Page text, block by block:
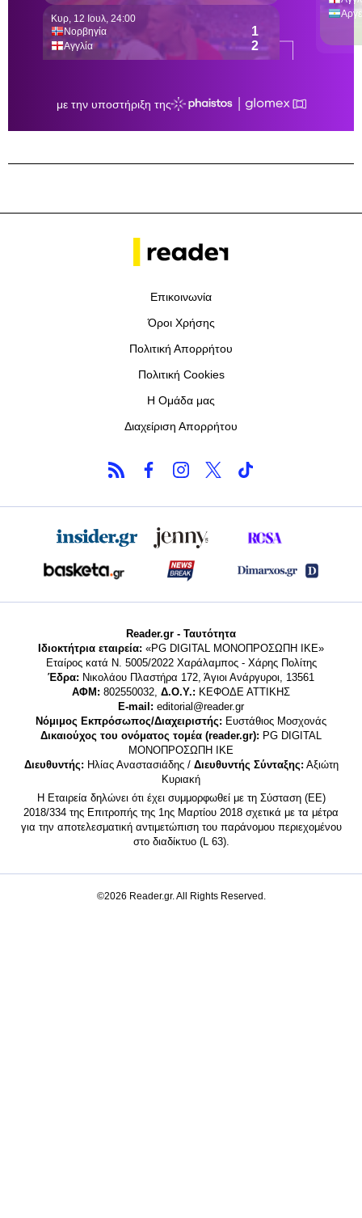
Επικοινωνία
Όροι Χρήσης
Πολιτική Απορρήτου
Πολιτική Cookies
Η Ομάδα μας
Διαχείριση Απορρήτου
Reader.gr - Ταυτότητα
Ιδιοκτήτρια εταιρεία: «PG DIGITAL MONΟΠΡΟΣΩΠΗ ΙΚΕ»
Εταίρος κατά Ν. 5005/2022 Χαράλαμπος - Χάρης Πολίτης
Έδρα: Νικολάου Πλαστήρα 172, Άγιοι Ανάργυροι, 13561
ΑΦΜ: 802550032, Δ.Ο.Υ.: ΚΕΦΟΔΕ ΑΤΤΙΚΗΣ
E-mail: editorial@reader.gr
Νόμιμος Εκπρόσωπος/Διαχειριστής: Ευστάθιος Μοσχονάς
Δικαιούχος του ονόματος τομέα (reader.gr): PG DIGITAL
MONΟΠΡΟΣΩΠΗ ΙΚΕ
Διευθυντής: Ηλίας Αναστασιάδης / Διευθυντής Σύνταξης: Αξιώτη
Κυριακή
Η Εταιρεία δηλώνει ότι έχει συμμορφωθεί με τη Σύσταση (ΕΕ)
2018/334 της Επιτροπής της 1ης Μαρτίου 2018 σχετικά με τα μέτρα
για την αποτελεσματική αντιμετώπιση του παράνομου περιεχομένου
στο διαδίκτυο (L 63).
©2026 Reader.gr. All Rights Reserved.